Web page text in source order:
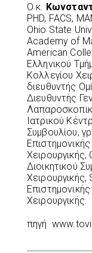
Ο κ.
PHD, FACS,
Ohio State
Academy of
American
Ελληνικού
Κολλεγίου
διευθυντής
Διευθυντής
Ιατρικού
Συμβουλίου,
Διοικητικού
Χειρουργικής.
πηγή